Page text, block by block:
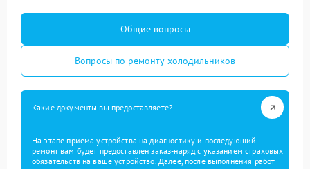
Общие вопросы
Вопросы по ремонту холодильников
Какие документы вы предоставляете?
На этапе приема устройства на диагностику и последующий
ремонт вам будет предоставлен заказ-наряд с указанием страховых
обязательств на ваше устройство. Далее, после выполнения работ